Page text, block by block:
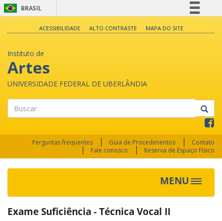
BRASIL
Legislação
Canais
ACESSIBILIDADE ALTO CONTRASTE MAPA DO SITE
Instituto de
Artes
UNIVERSIDADE FEDERAL DE UBERLÂNDIA
Perguntas frequentes Guia de Procedimentos
Contato
Fale conosco
Reserva de Espaço Físico
MENU
Toggle
Exame Suficiência - Técnica Vocal II